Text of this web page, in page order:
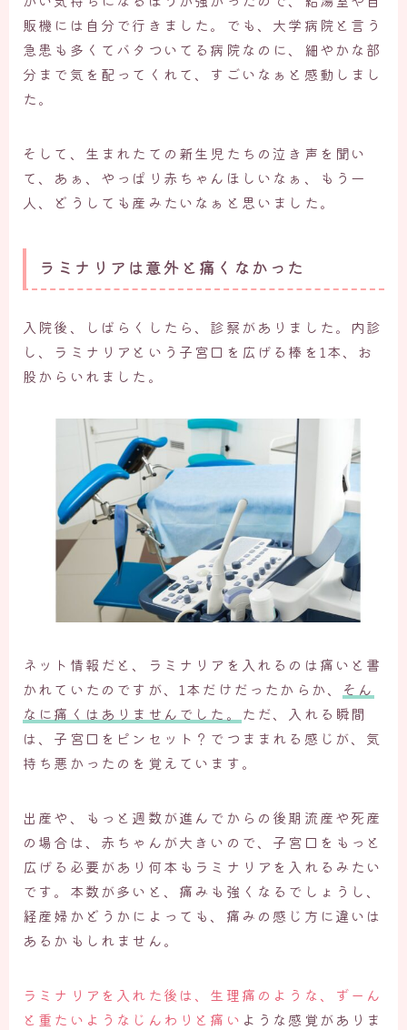
販機には自分で行きました。でも、大学病院と言う
急患も多くてバタついてる病院なのに、細やかな部
分まで気を配ってくれて、すごいなぁと感動しまし
た。
そして、生まれたての新生児たちの泣き声を聞い
て、あぁ、やっぱり赤ちゃんほしいなぁ、もう一
人、どうしても産みたいなぁと思いました。
ラミナリアは意外と痛くなかった
入院後、しばらくしたら、診察がありました。内診
し、ラミナリアという子宮口を広げる棒を1本、お
股からいれました。
ネット情報だと、ラミナリアを入れるのは痛いと書
かれていたのですが、1本だけだったからか、 そん
なに痛くはありませんでした。 ただ、入れる瞬間
は、子宮口をピンセット？でつままれる感じが、気
持ち悪かったのを覚えています。
出産や、もっと週数が進んでからの後期流産や死産
の場合は、赤ちゃんが大きいので、子宮口をもっと
広げる必要があり何本もラミナリアを入れるみたい
です。本数が多いと、痛みも強くなるでしょうし、
経産婦かどうかによっても、痛みの感じ方に違いは
あるかもしれません。
ラミナリアを入れた後は、生理痛のような、ずーん
と重たいようなじんわりと痛い ような感覚がありま